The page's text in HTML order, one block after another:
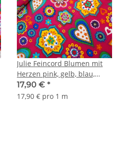
Julie Feincord Blumen mit
Herzen pink, gelb, blau,
grün
17,90 € *
17,90 € pro 1 m